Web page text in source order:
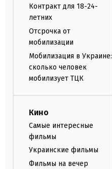
Контракт для 18-24-
летних
Отсрочка от
мобилизации
Мобилизация в Украине:
сколько человек
мобилизует ТЦК
Кино
Самые интересные
фильмы
Украинские фильмы
Фильмы на вечер